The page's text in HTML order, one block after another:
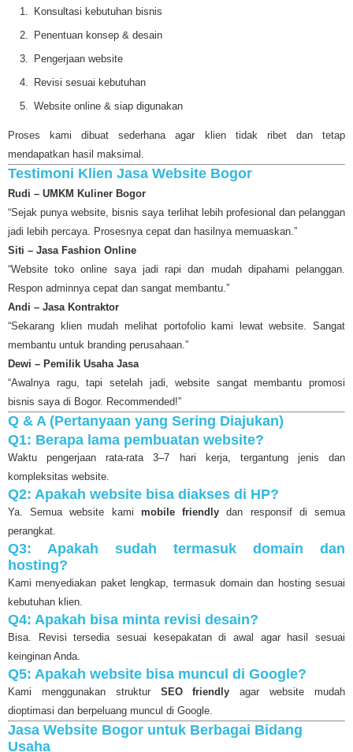
Konsultasi kebutuhan bisnis
Penentuan konsep & desain
Pengerjaan website
Revisi sesuai kebutuhan
Website online & siap digunakan
Proses kami dibuat sederhana agar klien tidak ribet dan tetap
mendapatkan hasil maksimal.
Testimoni Klien Jasa Website Bogor
Rudi – UMKM Kuliner Bogor
“Sejak punya website, bisnis saya terlihat lebih profesional dan pelanggan
jadi lebih percaya. Prosesnya cepat dan hasilnya memuaskan.”
Siti – Jasa Fashion Online
“Website toko online saya jadi rapi dan mudah dipahami pelanggan.
Respon adminnya cepat dan sangat membantu.”
Andi – Jasa Kontraktor
“Sekarang klien mudah melihat portofolio kami lewat website. Sangat
membantu untuk branding perusahaan.”
Dewi – Pemilik Usaha Jasa
“Awalnya ragu, tapi setelah jadi, website sangat membantu promosi
bisnis saya di Bogor. Recommended!”
Q & A (Pertanyaan yang Sering Diajukan)
Q1: Berapa lama pembuatan website?
Waktu pengerjaan rata-rata 3–7 hari kerja, tergantung jenis dan
kompleksitas website.
Q2: Apakah website bisa diakses di HP?
Ya. Semua website kami mobile friendly dan responsif di semua
perangkat.
Q3: Apakah sudah termasuk domain dan
hosting?
Kami menyediakan paket lengkap, termasuk domain dan hosting sesuai
kebutuhan klien.
Q4: Apakah bisa minta revisi desain?
Bisa. Revisi tersedia sesuai kesepakatan di awal agar hasil sesuai
keinginan Anda.
Q5: Apakah website bisa muncul di Google?
Kami menggunakan struktur SEO friendly agar website mudah
dioptimasi dan berpeluang muncul di Google.
Jasa Website Bogor untuk Berbagai Bidang
Usaha